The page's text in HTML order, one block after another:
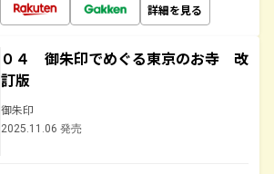
詳細を見る
０４ 御朱印でめぐる東京のお寺 改
訂版
御朱印
2025.11.06 発売